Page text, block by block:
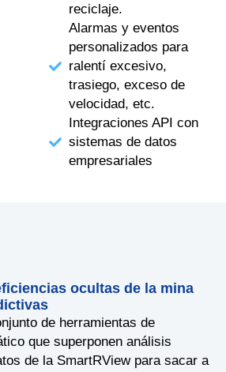
reciclaje.
Alarmas y eventos
personalizados para
ralentí excesivo,
trasiego, exceso de
velocidad, etc.
Integraciones API con
sistemas de datos
empresariales
ocultas de la mina
de herramientas de
que superponen análisis
de la SmartRView para sacar a